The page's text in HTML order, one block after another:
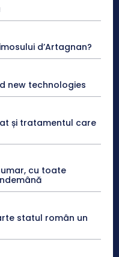
d’Artagnan?
new technologies
și tratamentul care
cu toate
statul român un